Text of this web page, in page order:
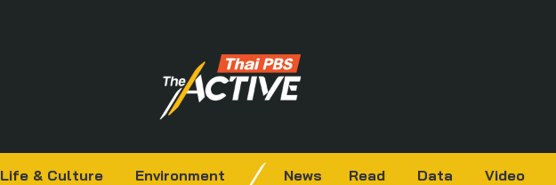
Life & Culture Environment News Read Data Video